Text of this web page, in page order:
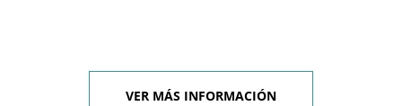
VER MÁS INFORMACIÓN